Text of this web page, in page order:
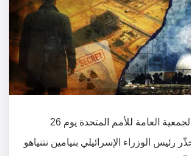
في كلمته أمام الجمعية العامة للأمم المتحدة يوم 26
2025، حذّر رئيس الوزراء الإسرائيلي بنيامين نتنياهو